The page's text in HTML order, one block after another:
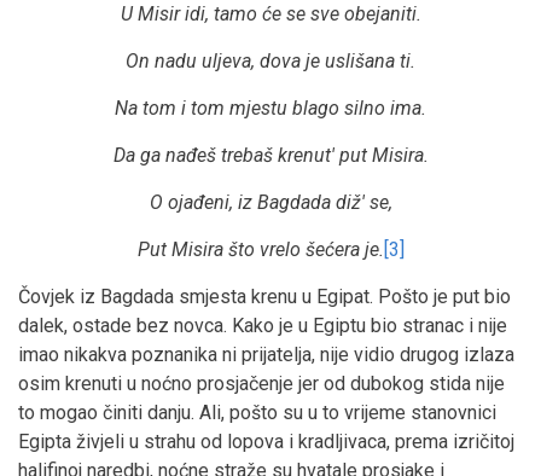
U Misir idi, tamo će se sve obejaniti.
On nadu uljeva, dova je uslišana ti.
Na tom i tom mjestu blago silno ima.
Da ga nađeš trebaš krenut' put Misira.
O ojađeni, iz Bagdada diž' se,
Put Misira što vrelo šećera je. [3]
Čovjek iz Bagdada smjesta krenu u Egipat. Pošto je put bio
dalek, ostade bez novca. Kako je u Egiptu bio stranac i nije
imao nikakva poznanika ni prijatelja, nije vidio drugog izlaza
osim krenuti u noćno prosjačenje jer od dubokog stida nije
to mogao činiti danju. Ali, pošto su u to vrijeme stanovnici
Egipta živjeli u strahu od lopova i kradljivaca, prema izričitoj
halifinoj naredbi, noćne straže su hvatale prosjake i